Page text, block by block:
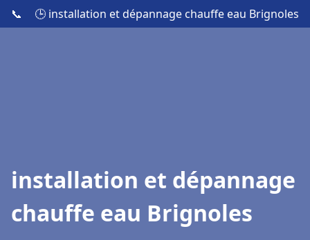
📞 🕒 installation et dépannage chauffe eau Brignoles
installation et dépannage
chauffe eau Brignoles